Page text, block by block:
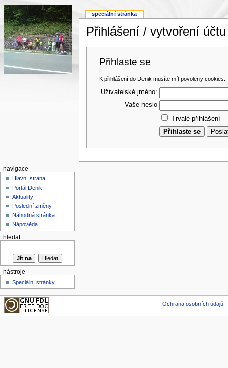
Přihlášení / vytvoření účtu
Přihlaste se
K přihlášení do Denik musíte mít povoleny cookies.
Uživatelské jméno:
Vaše heslo
Trvalé přihlášení
speciální stránka
navigace
Hlavní strana
Portál Denik
Aktuality
Poslední změny
Náhodná stránka
Nápověda
hledat
nástroje
Speciální stránky
Ochrana osobních údajů